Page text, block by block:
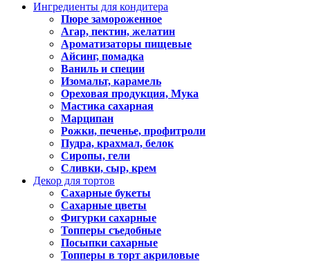
Ингредиенты для кондитера
Пюре замороженное
Агар, пектин, желатин
Ароматизаторы пищевые
Айсинг, помадка
Ваниль и специи
Изомальт, карамель
Ореховая продукция, Мука
Мастика сахарная
Марципан
Рожки, печенье, профитроли
Пудра, крахмал, белок
Сиропы, гели
Сливки, сыр, крем
Декор для тортов
Сахарные букеты
Сахарные цветы
Фигурки сахарные
Топперы съедобные
Посыпки сахарные
Топперы в торт акриловые